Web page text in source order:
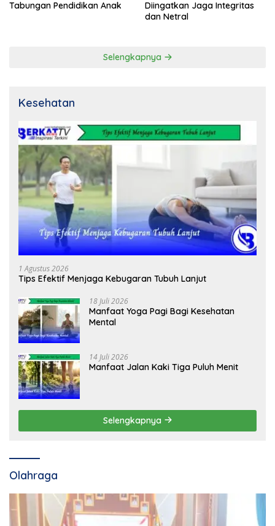
Tabungan Pendidikan Anak
Diingatkan Jaga Integritas
dan Netral
Selengkapnya
Kesehatan
1 Agustus 2026
Tips Efektif Menjaga Kebugaran Tubuh Lanjut
18 Juli 2026
Manfaat Yoga Pagi Bagi Kesehatan
Mental
14 Juli 2026
Manfaat Jalan Kaki Tiga Puluh Menit
Selengkapnya
Olahraga